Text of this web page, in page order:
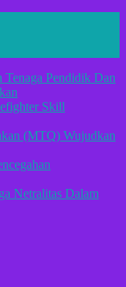
Tenaga Pendidik Dan
Skill
(MTQ) Wujudkan
Netralitas Dalam